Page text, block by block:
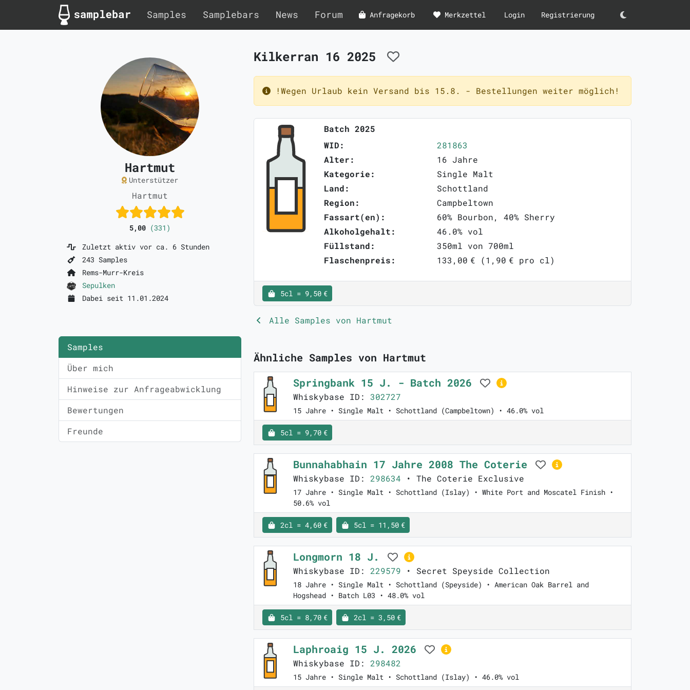
Samples Samplebars News Forum Anfragekorb Merkzettel Login Registrierung Darkmode
Hartmut
Unterstützer
Hartmut
5,00 (331)
Zuletzt aktiv vor ca. 6 Stunden
243 Samples
Rems-Murr-Kreis
Sepulken
Dabei seit 11.01.2024
Samples
Über mich
Hinweise zur Anfrageabwicklung
Bewertungen
Freunde
Kilkerran 16 2025
!Wegen Urlaub kein Versand bis 15.8. - Bestellungen weiter möglich!
Batch 2025
WID:
281863
Alter:
16 Jahre
Kategorie:
Single Malt
Land:
Schottland
Region:
Campbeltown
Fassart(en):
60% Bourbon, 40% Sherry
Alkoholgehalt:
46.0% vol
Füllstand:
350ml von 700ml
Flaschenpreis:
133,00 € (1,90 € pro cl)
5cl = 9,50 €
Alle Samples von Hartmut
Ähnliche Samples von Hartmut
Springbank 15 J. - Batch 2026
Whiskybase ID: 302727
15 Jahre • Single Malt • Schottland (Campbeltown) • 46.0% vol
5cl = 9,70 €
Bunnahabhain 17 Jahre 2008 The Coterie
Whiskybase ID: 298634 • The Coterie Exclusive
17 Jahre • Single Malt • Schottland (Islay) • White Port and Moscatel Finish •
50.6% vol
2cl = 4,60 € 5cl = 11,50 €
Longmorn 18 J.
Whiskybase ID: 229579 • Secret Speyside Collection
18 Jahre • Single Malt • Schottland (Speyside) • American Oak Barrel and
Hogshead • Batch L03 • 48.0% vol
5cl = 8,70 € 2cl = 3,50 €
Laphroaig 15 J. 2026
Whiskybase ID: 298482
15 Jahre • Single Malt • Schottland (Islay) • 46.0% vol